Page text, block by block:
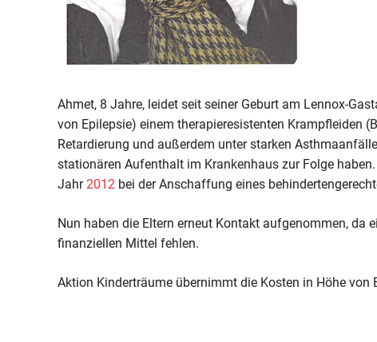
Ahmet, 8 Jahre, leidet seit seiner Geburt am Lennox-
von Epilepsie) einem therapieresistenten Krampfleiden
Retardierung und außerdem unter starken
stationären Aufenthalt im Krankenhaus zur Folge
Jahr2012 bei der Anschaffung eines
Nun haben die Eltern erneut Kontakt aufgenommen, da
finanziellen Mittel fehlen.
Aktion Kinderträume übernimmt die Kosten in Höhe von